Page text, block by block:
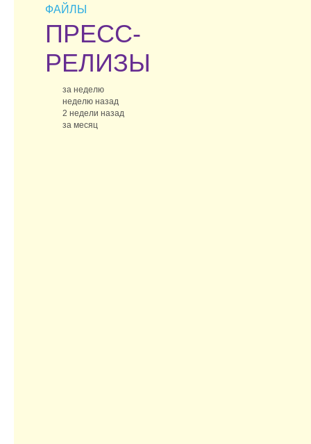
ФАЙЛЫ
ПРЕСС-
РЕЛИЗЫ
за неделю
неделю назад
2 недели назад
за месяц